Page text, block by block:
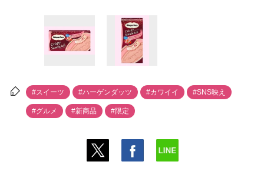
#スイーツ #ハーゲンダッツ #カワイイ #SNS映え
#グルメ #新商品 #限定